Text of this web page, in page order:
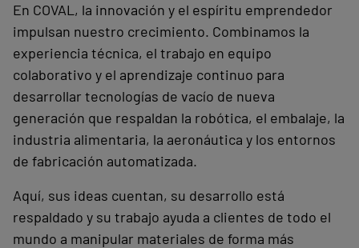
En COVAL, la innovación y el espíritu emprendedor
impulsan nuestro crecimiento. Combinamos la
experiencia técnica, el trabajo en equipo
colaborativo y el aprendizaje continuo para
desarrollar tecnologías de vacío de nueva
generación que respaldan la robótica, el embalaje, la
industria alimentaria, la aeronáutica y los entornos
de fabricación automatizada.
Aquí, sus ideas cuentan, su desarrollo está
respaldado y su trabajo ayuda a clientes de todo el
mundo a manipular materiales de forma más